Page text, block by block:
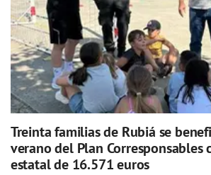
Treinta familias de Rubiá se
verano del Plan Corresponsables
estatal de 16.571 euros